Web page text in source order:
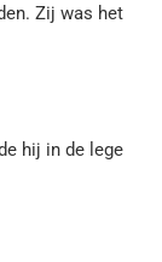
Zij was het
hij in de lege